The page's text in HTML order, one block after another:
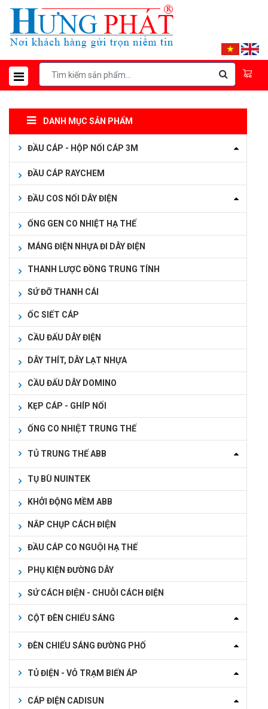
DANH MỤC SẢN PHẨM
ĐẦU CÁP - HỘP NỐI CÁP 3M
ĐẦU CÁP RAYCHEM
ĐẦU COS NỐI DÂY ĐIỆN
ỐNG GEN CO NHIỆT HẠ THẾ
MÁNG ĐIỆN NHỰA ĐI DÂY ĐIỆN
THANH LƯỢC ĐỒNG TRUNG TÍNH
SỨ ĐỠ THANH CÁI
ỐC SIẾT CÁP
CẦU ĐẤU DÂY ĐIỆN
DÂY THÍT, DÂY LẠT NHỰA
CẦU ĐẤU DÂY DOMINO
KẸP CÁP - GHÍP NỐI
ỐNG CO NHIỆT TRUNG THẾ
TỦ TRUNG THẾ ABB
TỤ BÙ NUINTEK
KHỞI ĐỘNG MỀM ABB
NẮP CHỤP CÁCH ĐIỆN
ĐẦU CÁP CO NGUỘI HẠ THẾ
PHỤ KIỆN ĐƯỜNG DÂY
SỨ CÁCH ĐIỆN - CHUỖI CÁCH ĐIỆN
CỘT ĐÈN CHIẾU SÁNG
ĐÈN CHIẾU SÁNG ĐƯỜNG PHỐ
TỦ ĐIỆN - VỎ TRẠM BIẾN ÁP
CÁP ĐIỆN CADISUN